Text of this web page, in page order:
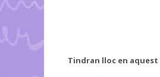
Tindran lloc en aquest